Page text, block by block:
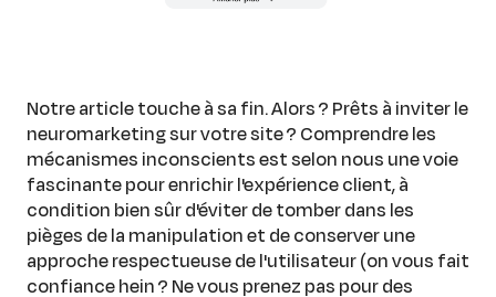
Notre article touche à sa fin. Alors ? Prêts à inviter le
neuromarketing sur votre site ? Comprendre les
mécanismes inconscients est selon nous une voie
fascinante pour enrichir l'expérience client, à
condition bien sûr d'éviter de tomber dans les
pièges de la manipulation et de conserver une
approche respectueuse de l'utilisateur (on vous fait
confiance hein ? Ne vous prenez pas pour des